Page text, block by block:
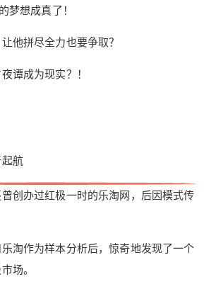
梦想成真了！
他拼尽全力也要争取？
谭成为现实？！
航
创办过红极一时的乐淘网，后因模式传
淘作为样本分析后，惊奇地发现了一个
场。
吸引住了零售业的终端——最广
主动上门。因为，C2M是用户
两端以及中端的所有环节，都
打造商品超高性价比的同时，
卖货的公司。必要还利用大数
能、AR/VR等技术，不断对用
的闭环。 势如破竹，态势已成
，必要就已成为时下白领钟爱
度跃居App Store热门搜索第
。 特别是护肤、洗护类产品上
造商生产的面膜、眼霜、乳
品，采用法国、日本等进口原